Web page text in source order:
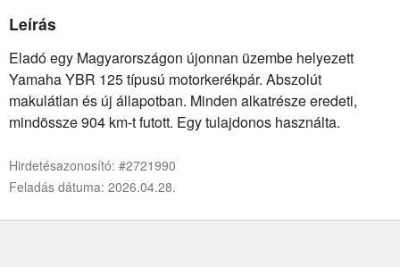
Leírás
Eladó egy Magyarországon újonnan üzembe helyezett
Yamaha YBR 125 típusú motorkerékpár. Abszolút
makulátlan és új állapotban. Minden alkatrésze eredeti,
mindössze 904 km-t futott. Egy tulajdonos használta.
Hirdetésazonosító: #2721990
Feladás dátuma: 2026.04.28.